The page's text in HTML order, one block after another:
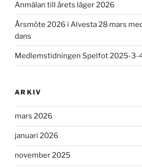
Anmälan till årets läger 2026
Årsmöte 2026 i Alvesta 28 mars
dans
Medlemstidningen Spelfot 2025-3-
ARKIV
mars 2026
januari 2026
november 2025